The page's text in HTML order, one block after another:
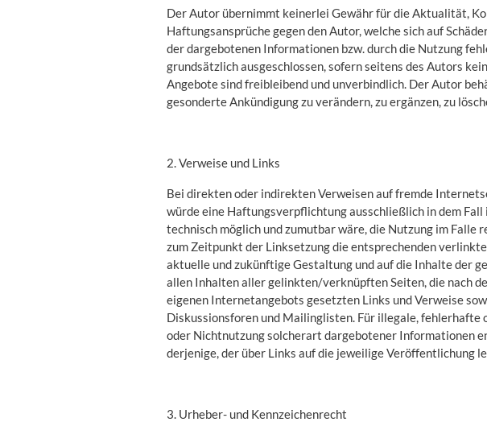
Der Autor übernimmt keinerlei Gewähr für die Aktualität,
Haftungsansprüche gegen den Autor, welche sich auf
der dargebotenen Informationen bzw. durch die Nutzung
grundsätzlich ausgeschlossen, sofern seitens des Autors
Angebote sind freibleibend und unverbindlich. Der Autor
gesonderte Ankündigung zu verändern, zu ergänzen, zu
2. Verweise und Links
Bei direkten oder indirekten Verweisen auf fremde
würde eine Haftungsverpflichtung ausschließlich in dem
technisch möglich und zumutbar wäre, die Nutzung im
zum Zeitpunkt der Linksetzung die entsprechenden
aktuelle und zukünftige Gestaltung und auf die Inhalte der
allen Inhalten aller gelinkten/verknüpften Seiten, die nach
eigenen Internetangebots gesetzten Links und Verweise
Diskussionsforen und Mailinglisten. Für illegale, fehlerhafte
oder Nichtnutzung solcherart dargebotener Informationen
derjenige, der über Links auf die jeweilige Veröffentlichung
3. Urheber- und Kennzeichenrecht